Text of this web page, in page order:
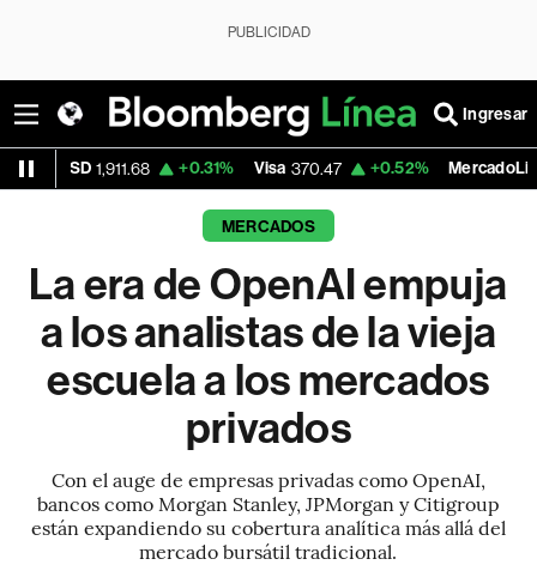
PUBLICIDAD
Ingresar
+0.31% Visa 370.47 +0.52% MercadoLibre 1,824.26
MERCADOS
La era de OpenAI empuja
a los analistas de la vieja
escuela a los mercados
privados
Con el auge de empresas privadas como OpenAI,
bancos como Morgan Stanley, JPMorgan y Citigroup
están expandiendo su cobertura analítica más allá del
mercado bursátil tradicional.